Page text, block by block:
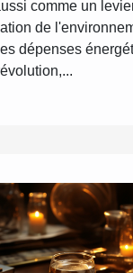
comme un
de
dépenses